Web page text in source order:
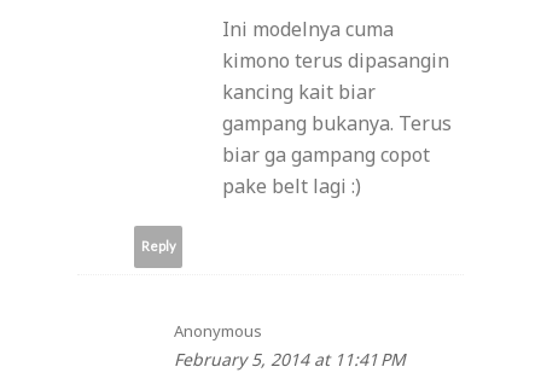
Ini modelnya cuma
kimono terus dipasangin
kancing kait biar
gampang bukanya. Terus
biar ga gampang copot
pake belt lagi :)
Reply
Anonymous
February 5, 2014 at 11:41 PM